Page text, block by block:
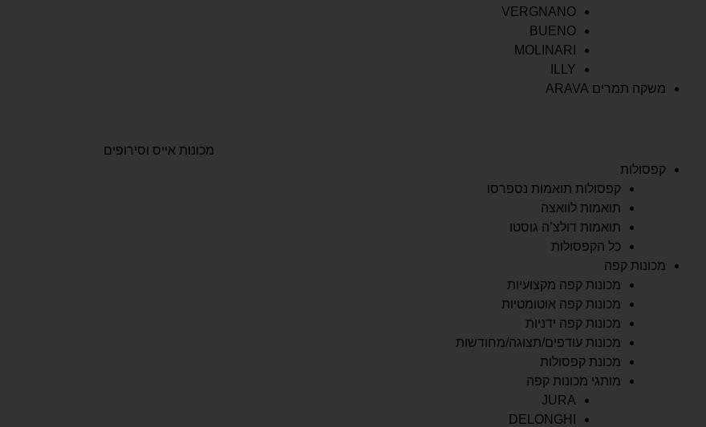
VERGNANO
BUENO
MOLINARI
ILLY
משקה תמרים ARAVA
מכונות אייס וסירופים
קפסולות
קפסולות תואמות נספרסו
תואמות לוואצה
תואמות דולצ’ה גוסטו
כל הקפסולות
מכונות קפה
מכונות קפה מקצועיות
מכונות קפה אוטומטיות
מכונות קפה ידניות
מכונות עודפים/תצוגה/מחודשות
מכונת קפסולות
מותגי מכונות קפה
JURA
DELONGHI